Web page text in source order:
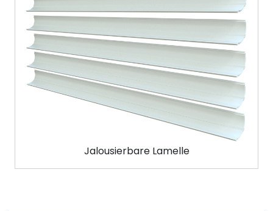
Jalousierbare Lamelle